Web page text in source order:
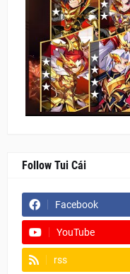
Follow Tui Cái
Facebook
YouTube
rss